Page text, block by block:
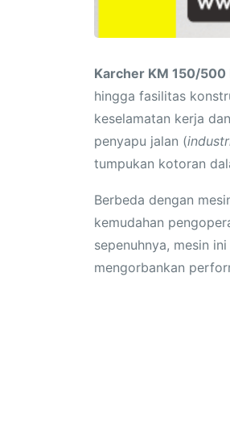
Karcher KM 150/500
hingga fasilitas
keselamatan kerja
penyapu jalan (
tumpukan kotoran
Berbeda dengan
kemudahan
sepenuhnya, mesin
mengorbankan